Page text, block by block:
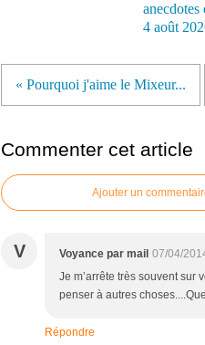
4 août
« Pourquoi j'aime le Mixeur...
Commenter cet article
Ajouter un
V Voyance par mail 07/04/
Je m’arrête très souvent sur
penser à autres
Répondre